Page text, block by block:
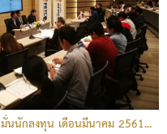
นนักลงทุน เดือนมีนาคม 2561...